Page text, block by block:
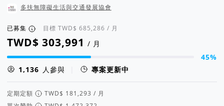
多扶無障礙生活與交通發展協會
已募集 目標 / 月
/ 月
集資進度 45%
45%
人參與
專案更新中
定期定額
/ 月